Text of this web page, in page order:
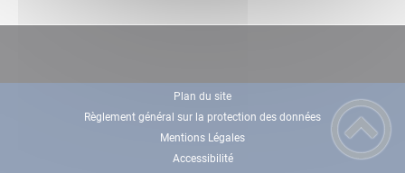
Plan du site
Règlement général sur la protection des données
Mentions Légales
Accessibilité